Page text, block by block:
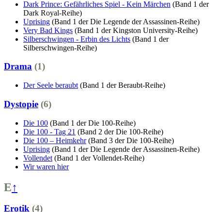
Dark Prince: Gefährliches Spiel - Kein Märchen (Band 1 der
Dark Royal-Reihe)
Uprising (Band 1 der Die Legende der Assassinen-Reihe)
Very Bad Kings (Band 1 der Kingston University-Reihe)
Silberschwingen - Erbin des Lichts (Band 1 der
Silberschwingen-Reihe)
Drama (1)
Der Seele beraubt (Band 1 der Beraubt-Reihe)
Dystopie (6)
Die 100 (Band 1 der Die 100-Reihe)
Die 100 - Tag 21 (Band 2 der Die 100-Reihe)
Die 100 – Heimkehr (Band 3 der Die 100-Reihe)
Uprising (Band 1 der Die Legende der Assassinen-Reihe)
Vollendet (Band 1 der Vollendet-Reihe)
Wir waren hier
E↑
Erotik (4)